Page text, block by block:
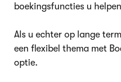
boekingsfuncties u
Als u echter op lange
een flexibel thema met
optie.